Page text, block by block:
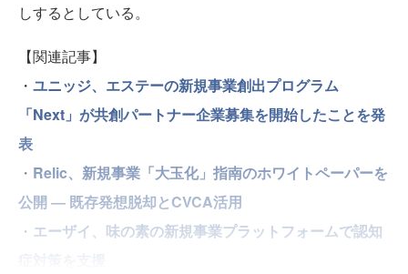
しするとしている。
【関連記事】
・ ユニッジ、エステーの新規事業創出プログラム
「Next」が共創パートナー企業募集を開始したことを発
表
・ Relic、新規事業「大玉化」指南のホワイトペーパーを
公開 ― 既存発想脱却とCVCA活用
・ エーザイ、味の素の新規事業プラットフォームで認知